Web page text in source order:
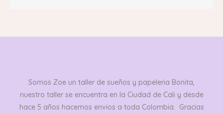
Somos Zoe un taller de sueños y papeleria Bonita,
nuestro taller se encuentra en la Ciudad de Cali y desde
hace 5 años hacemos envios a toda Colombia. Gracias